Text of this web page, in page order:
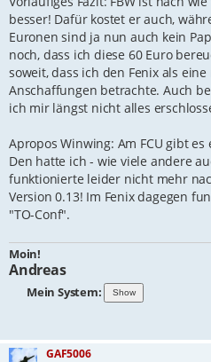
besser! Dafür kostet er auch,
Euronen sind ja nun auch kein
noch, dass ich diese 60 Euro
soweit, dass ich den Fenix als
Anschaffungen betrachte. Auch
ich mir längst nicht alles
Apropos Winwing: Am FCU gibt es
Den hatte ich - wie viele andere
funktionierte leider nicht mehr
Version 0.13! Im Fenix dagegen
"TO-Conf".
Moin!
Andreas
Mein System:
GAF5006